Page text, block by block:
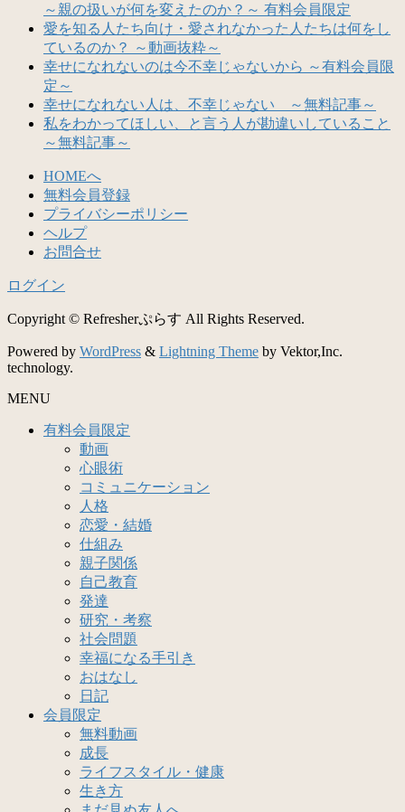
～親の扱いが何を変えたのか？～ 有料会員限定
愛を知る人たち向け・愛されなかった人たちは何をし
ているのか？ ～動画抜粋～
幸せになれないのは今不幸じゃないから ～有料会員限
定～
幸せになれない人は、不幸じゃない ～無料記事～
私をわかってほしい、と言う人が勘違いしていること
～無料記事～
HOMEへ
無料会員登録
プライバシーポリシー
ヘルプ
お問合せ
ログイン
Copyright © Refresherぷらす All Rights Reserved.
Powered by WordPress & Lightning Theme by Vektor,Inc.
technology.
MENU
有料会員限定
動画
心眼術
コミュニケーション
人格
恋愛・結婚
仕組み
親子関係
自己教育
発達
研究・考察
社会問題
幸福になる手引き
おはなし
日記
会員限定
無料動画
成長
ライフスタイル・健康
生き方